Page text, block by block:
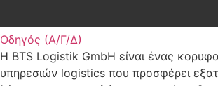
Οδηγός (Α/Γ/Δ)
Η BTS Logistik GmbH είναι ένας
υπηρεσιών logistics που προσφέρει